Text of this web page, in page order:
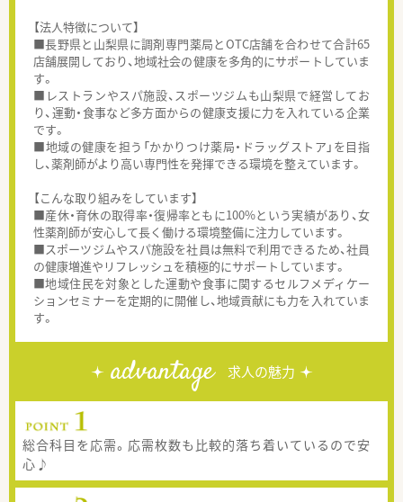
【法人特徴について】
■長野県と山梨県に調剤専門薬局とOTC店舗を合わせて合計65
店舗展開しており、地域社会の健康を多角的にサポートしていま
す。
■レストランやスパ施設、スポーツジムも山梨県で経営してお
り、運動・食事など多方面からの健康支援に力を入れている企業
です。
■地域の健康を担う「かかりつけ薬局・ドラッグストア」を目指
し、薬剤師がより高い専門性を発揮できる環境を整えています。
【こんな取り組みをしています】
■産休・育休の取得率・復帰率ともに100%という実績があり、女
性薬剤師が安心して長く働ける環境整備に注力しています。
■スポーツジムやスパ施設を社員は無料で利用できるため、社員
の健康増進やリフレッシュを積極的にサポートしています。
■地域住民を対象とした運動や食事に関するセルフメディケー
ションセミナーを定期的に開催し、地域貢献にも力を入れていま
す。
advantage 求人の魅力
総合科目を応需。応需枚数も比較的落ち着いているので安
心♪